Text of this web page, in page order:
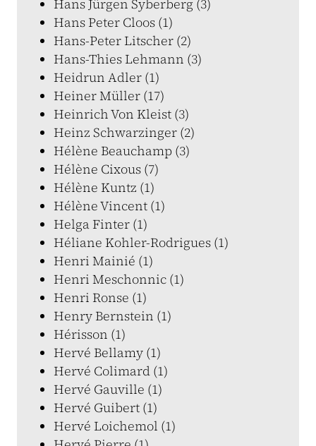
Hans Jürgen Syberberg (3)
Hans Peter Cloos (1)
Hans-Peter Litscher (2)
Hans-Thies Lehmann (3)
Heidrun Adler (1)
Heiner Müller (17)
Heinrich Von Kleist (3)
Heinz Schwarzinger (2)
Hélène Beauchamp (3)
Hélène Cixous (7)
Hélène Kuntz (1)
Hélène Vincent (1)
Helga Finter (1)
Héliane Kohler-Rodrigues (1)
Henri Mainié (1)
Henri Meschonnic (1)
Henri Ronse (1)
Henry Bernstein (1)
Hérisson (1)
Hervé Bellamy (1)
Hervé Colimard (1)
Hervé Gauville (1)
Hervé Guibert (1)
Hervé Loichemol (1)